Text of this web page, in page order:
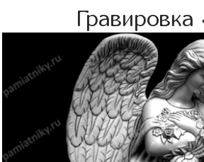
Гравировка